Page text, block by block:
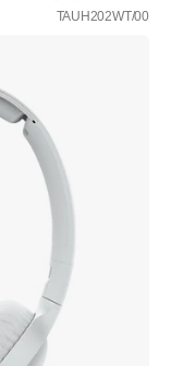
TAUH202WT/00